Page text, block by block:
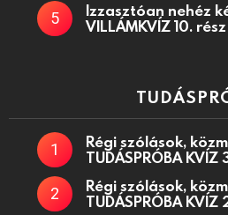
Izzasztóan nehéz
VILLÁMKVÍZ 10. rész
Régi szólások,
TUDÁSPRÓBA KVÍZ
Régi szólások,
TUDÁSPRÓBA KVÍZ